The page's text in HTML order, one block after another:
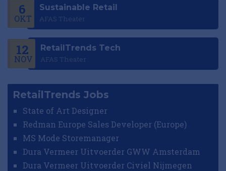
6
OKT
Sustainable Retail
AFAS Theater
12
NOV
RetailTrends Tech
AFAS Theater
RetailTrends Jobs
State of Art Designer
Redman Europe Sales Developer (Europe)
MS Mode Storemanager
Dura Vermeer Uitvoerder GWW Amsterdam
Dura Vermeer Uitvoerder Civiel Nijmegen